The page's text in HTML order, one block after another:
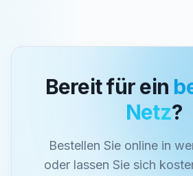
Bereit für ein
Netz?
Bestellen Sie online in
oder lassen Sie sich